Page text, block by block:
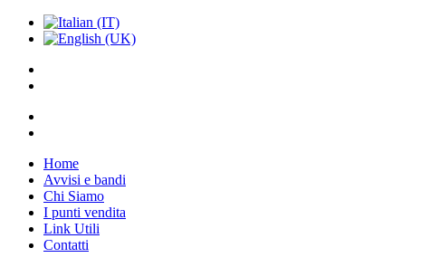
Home
Avvisi e bandi
Chi Siamo
I punti vendita
Link Utili
Contatti